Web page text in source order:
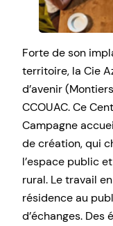
Forte de son
territoire, la Cie
d’avenir
CCOUAC. Ce
Campagne
de création, qui
l’espace public
rural. Le travail
résidence au
d’échanges.